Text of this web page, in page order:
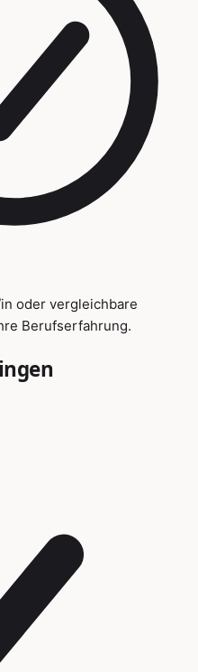
oder vergleichbare
Berufserfahrung.